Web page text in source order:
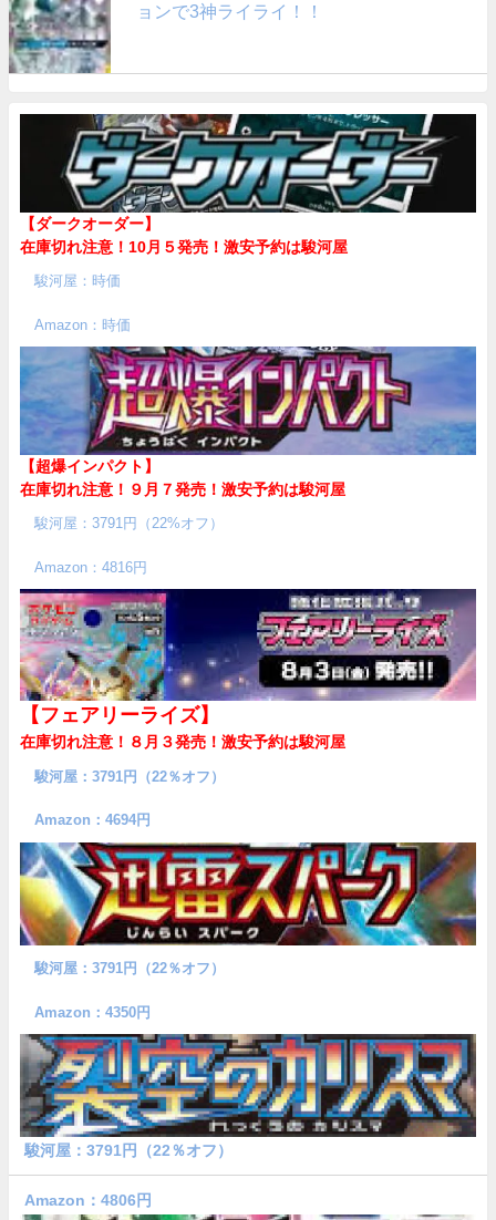
ョンで3神ライライ！！
【ダークオーダー】
在庫切れ注意！10月５発売！ 激安予約は駿河屋
駿河屋：時価
Amazon：時価
【超爆インパクト】
在庫切れ注意！９月７発売！ 激安予約は駿河屋
駿河屋：3791円（22%オフ）
Amazon：4816円
【フェアリーライズ】
在庫切れ注意！８月３発売！ 激安予約は駿河屋
駿河屋：3791円（22％オフ）
Amazon：4694円
駿河屋：3791円（22％オフ）
Amazon：4350円
駿河屋：3791円（22％オフ）
Amazon：4806円